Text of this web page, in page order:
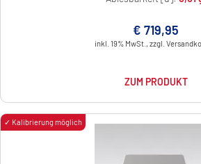
€ 719,95
inkl. 19% MwSt., zzgl.
ZUM PRODUKT
✓ Kalibrierung möglich